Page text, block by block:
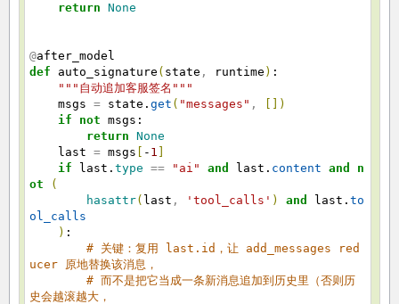
return None
@after_model
def auto_signature ( state , runtime ) :
"""自动追加客服签名"""
msgs = state. get ( "messages" ,
)
if
not msgs:
return None
last = msgs - 1
if last. type == "ai" and last. content and
n
ot
(
hasattr( last , 'tool_calls' ) and last. to
ol_calls
) :
# 关键：复用 last.id，让 add_messages red
ucer 原地替换该消息，
# 而不是把它当成一条新消息追加到历史里（否则历
史会越滚越大，